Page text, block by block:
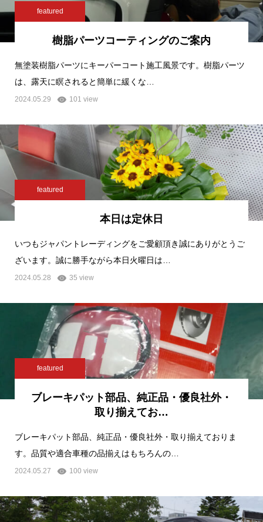
featured
樹脂パーツコーティングのご案内
無塗装樹脂パーツにキーパーコート施工風景です。樹脂パーツ
は、露天に瞑されると簡単に緩くな…
2024.05.29 101 view
featured
本日は定休日
いつもジャパントレーディングをご愛顧頂き誠にありがとうご
ざいます。誠に勝手ながら本日火曜日は…
2024.05.28 35 view
featured
ブレーキパット部品、純正品・優良社外・
取り揃えてお…
ブレーキパット部品、純正品・優良社外・取り揃えておりま
す。品質や適合車種の品揃えはもちろんの…
2024.05.27 100 view